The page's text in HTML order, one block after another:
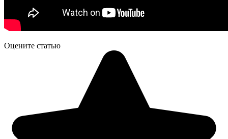
Оцените статью